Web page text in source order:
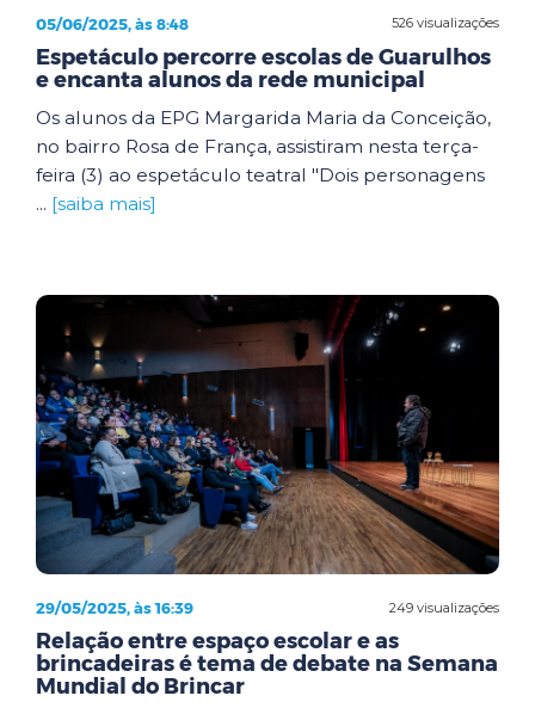
526 visualizações
05/06/2025, às 8:48
Espetáculo percorre escolas de Guarulhos
e encanta alunos da rede municipal
Os alunos da EPG Margarida Maria da Conceição,
no bairro Rosa de França, assistiram nesta terça-
feira (3) ao espetáculo teatral "Dois personagens
... [saiba mais]
249 visualizações
29/05/2025, às 16:39
Relação entre espaço escolar e as
brincadeiras é tema de debate na Semana
Mundial do Brincar